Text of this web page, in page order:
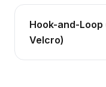
Hook-and-
Velcro)